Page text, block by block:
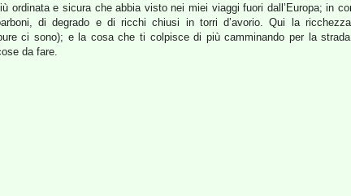
ordinata e sicura che abbia visto nei miei viaggi fuori dall’Europa; in
di degrado e di ricchi chiusi in torri d’avorio. Qui la
ci sono); e la cosa che ti colpisce di più camminando per la
da fare.